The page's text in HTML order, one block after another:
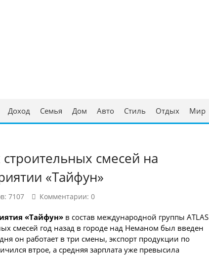
Доход Семья Дом Авто Стиль Отдых Мир
смесей на
«Тайфун»
7107 Комментарии: 0
«Тайфун» в состав международной группы ATLAS
смесей год назад в городе над Неманом был введен
он работает в три смены, экспорт продукции по
втрое, а средняя зарплата уже превысила